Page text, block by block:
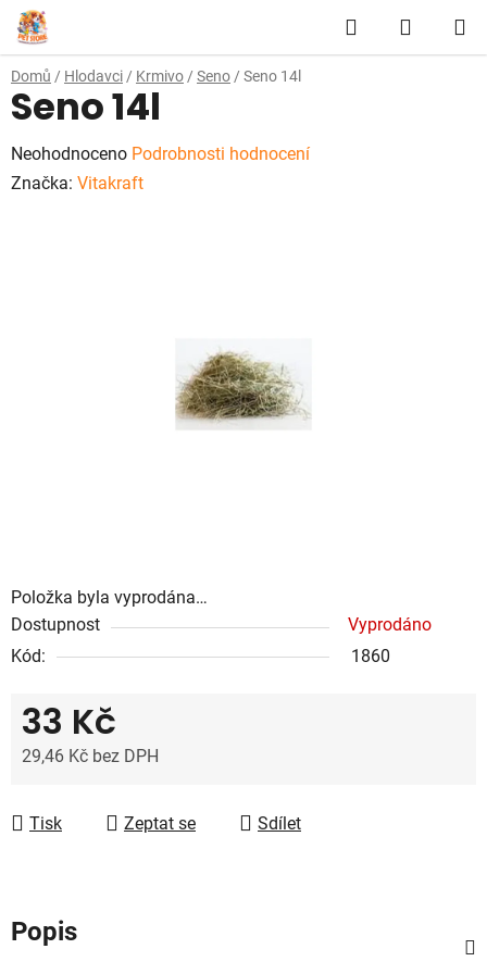
Přejít
na
obsah
Hledat
KOŠÍK
Domů / Hlodavci / Krmivo / Seno / Seno 14l
Položka byla vyprodána…
Dostupnost
Vyprodáno
Kód:
1860
33 Kč
29,46 Kč bez DPH
Tisk
Zeptat se Sdílet
Seno 14l
Průměrné
hodnocení
Neohodnoceno Podrobnosti hodnocení
Značka: Vitakraft
Popis